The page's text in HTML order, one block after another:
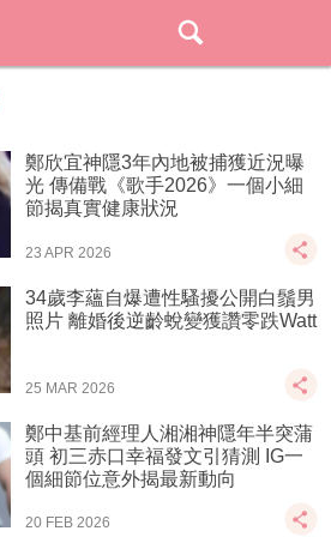
鄭欣宜神隱3年內地被捕獲近況曝
光 傳備戰《歌手2026》一個小細
節揭真實健康狀況
23 APR 2026
34歲李蘊自爆遭性騷擾公開白鬚男
照片 離婚後逆齡蛻變獲讚零跌Watt
25 MAR 2026
鄭中基前經理人湘湘神隱年半突蒲
頭 初三赤口幸福發文引猜測 IG一
個細節位意外揭最新動向
20 FEB 2026